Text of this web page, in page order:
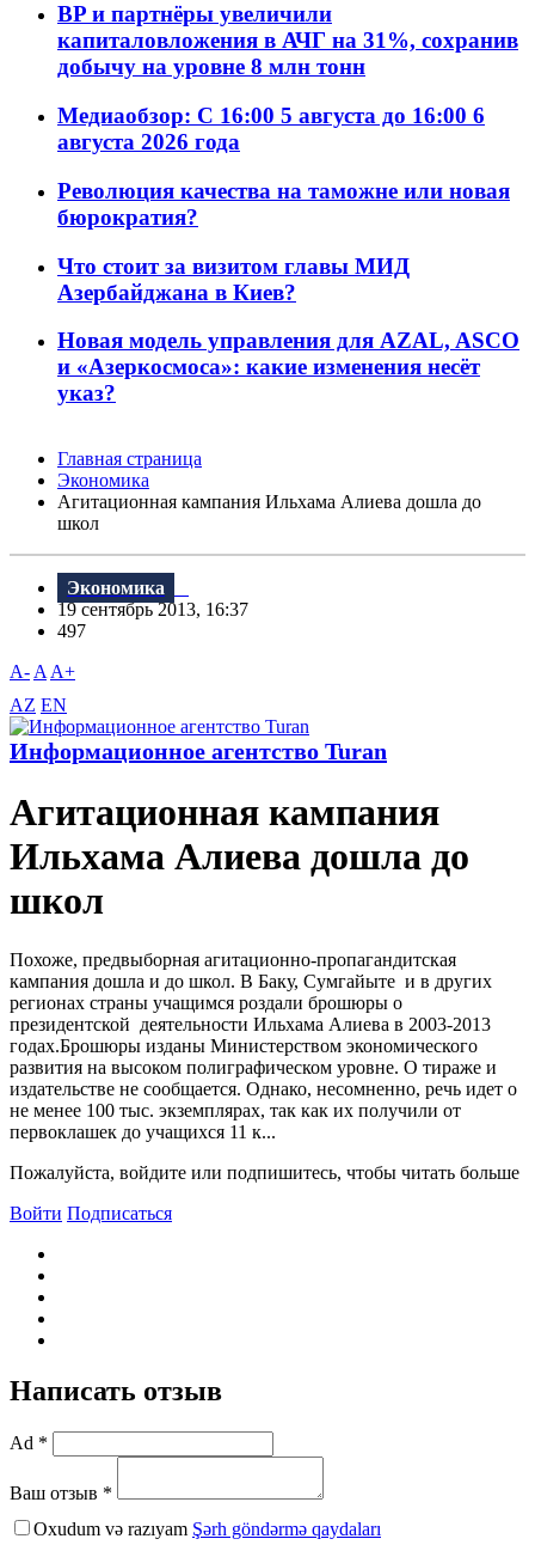
BP и партнёры увеличили
капиталовложения в АЧГ на 31%, сохранив
добычу на уровне 8 млн тонн
Медиаобзор: С 16:00 5 августа до 16:00 6
августа 2026 года
Революция качества на таможне или новая
бюрократия?
Что стоит за визитом главы МИД
Азербайджана в Киев?
Новая модель управления для AZAL, ASCO
и «Азеркосмоса»: какие изменения несёт
указ?
Главная страница
Экономика
Агитационная кампания Ильхама Алиева дошла до
школ
Экономика
19 сентябрь 2013, 16:37
497
A- A A+
AZ EN
Информационное агентство Turan
Агитационная кампания
Ильхама Алиева дошла до
школ
Похоже, предвыборная агитационно-пропагандитская
кампания дошла и до школ. В Баку, Сумгайыте и в других
регионах страны учащимся роздали брошюры о
президентской деятельности Ильхама Алиева в 2003-2013
годах.Брошюры изданы Министерством экономического
развития на высоком полиграфическом уровне. О тираже и
издательстве не сообщается. Однако, несомненно, речь идет о
не менее 100 тыс. экземплярах, так как их получили от
первоклашек до учащихся 11 к...
Пожалуйста, войдите или подпишитесь, чтобы читать больше
Войти Подписаться
Написать отзыв
Ad *
Ваш отзыв *
Oxudum və razıyam Şərh göndərmə qaydaları